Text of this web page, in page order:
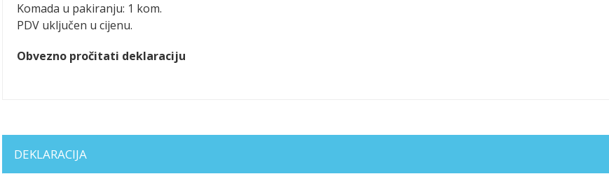
Komada u pakiranju: 1 kom.
PDV uključen u cijenu.
Obvezno pročitati deklaraciju
DEKLARACIJA